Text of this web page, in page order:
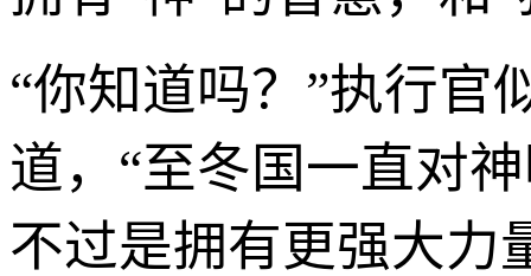
“你知道吗？”执行官
道，“至冬国一直对
不过是拥有更强大